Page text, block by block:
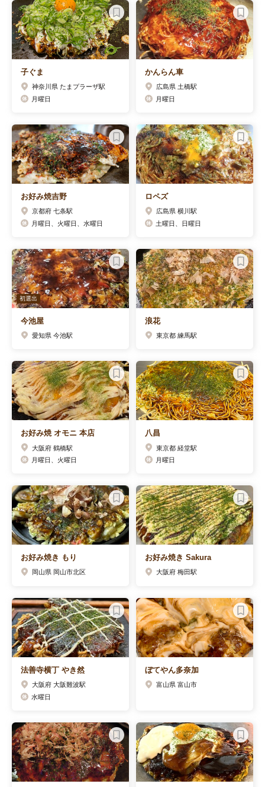
子ぐま
神奈川県 たまプラーザ駅
月曜日
かんらん車
広島県 土橋駅
月曜日
お好み焼吉野
京都府 七条駅
月曜日、火曜日、水曜日
ロペズ
広島県 横川駅
土曜日、日曜日
初選出
今池屋
愛知県 今池駅
浪花
東京都 練馬駅
お好み焼 オモニ 本店
大阪府 鶴橋駅
月曜日、火曜日
八昌
東京都 経堂駅
月曜日
お好み焼き もり
岡山県 岡山市北区
お好み焼き Sakura
大阪府 梅田駅
法善寺横丁 やき然
大阪府 大阪難波駅
水曜日
ぼてやん多奈加
富山県 富山市